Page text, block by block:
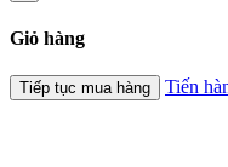
Giỏ hàng
Tiếp tục mua hàng Tiến